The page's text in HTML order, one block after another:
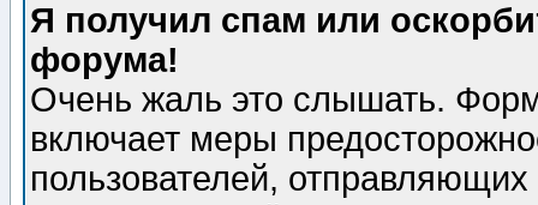
Я получил спам или
форума!
Очень жаль это слышать.
включает меры
пользователей,